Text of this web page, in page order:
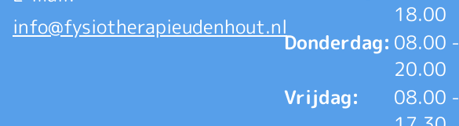
info@fysiotherapieudenhout.nl
18.00
Donderdag: 08.00 -
20.00
Vrijdag:
08.00 -